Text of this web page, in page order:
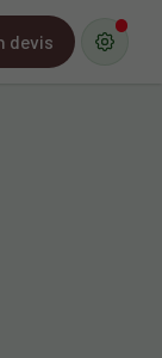
devis